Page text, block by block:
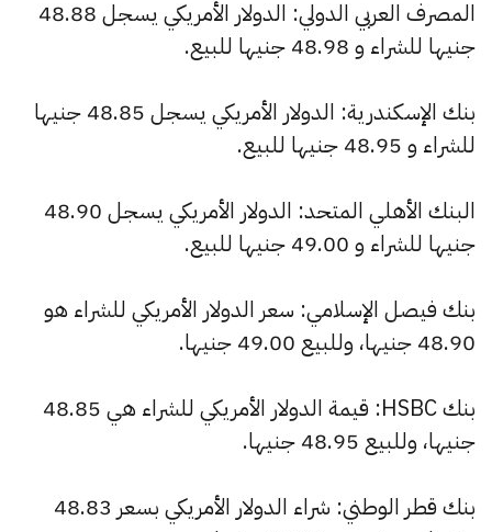
المصرف العربي الدولي: الدولار الأمريكي يسجل 48.88
جنيها للشراء و 48.98 جنيها للبيع.
بنك الإسكندرية: الدولار الأمريكي يسجل 48.85 جنيها
للشراء و 48.95 جنيها للبيع.
البنك الأهلي المتحد: الدولار الأمريكي يسجل 48.90
جنيها للشراء و 49.00 جنيها للبيع.
بنك فيصل الإسلامي: سعر الدولار الأمريكي للشراء هو
48.90 جنيها، وللبيع 49.00 جنيها.
بنك HSBC: قيمة الدولار الأمريكي للشراء هي 48.85
جنيها، وللبيع 48.95 جنيها.
بنك قطر الوطني: شراء الدولار الأمريكي بسعر 48.83